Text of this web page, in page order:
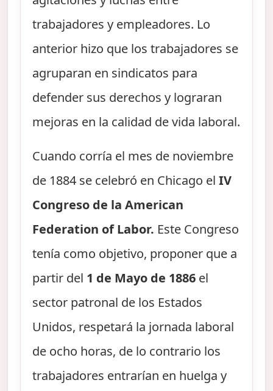
trabajadores y empleadores. Lo
anterior hizo que los trabajadores se
agruparan en sindicatos para
defender sus derechos y lograran
mejoras en la calidad de vida laboral.
Cuando corría el mes de noviembre
de 1884 se celebró en Chicago elIV
Congreso de la American
Federation of Labor. Este Congreso
tenía como objetivo, proponer que a
partir del 1 de Mayo de 1886 el
sector patronal de los Estados
Unidos, respetará la jornada laboral
de ocho horas, de lo contrario los
trabajadores entrarían en huelga y